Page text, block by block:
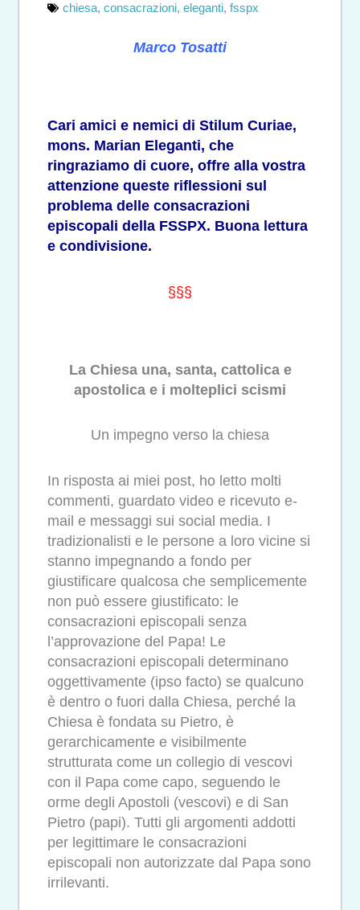
chiesa, consacrazioni, eleganti, fsspx
Marco Tosatti
Cari amici e nemici di Stilum Curiae,
mons. Marian Eleganti, che
ringraziamo di cuore, offre alla vostra
attenzione queste riflessioni sul
problema delle consacrazioni
episcopali della FSSPX. Buona lettura
e condivisione.
§§§
La Chiesa una, santa, cattolica e
apostolica e i molteplici scismi
Un impegno verso la chiesa
In risposta ai miei post, ho letto molti
commenti, guardato video e ricevuto e-
mail e messaggi sui social media. I
tradizionalisti e le persone a loro vicine si
stanno impegnando a fondo per
giustificare qualcosa che semplicemente
non può essere giustificato: le
consacrazioni episcopali senza
l’approvazione del Papa! Le
consacrazioni episcopali determinano
oggettivamente (ipso facto) se qualcuno
è dentro o fuori dalla Chiesa, perché la
Chiesa è fondata su Pietro, è
gerarchicamente e visibilmente
strutturata come un collegio di vescovi
con il Papa come capo, seguendo le
orme degli Apostoli (vescovi) e di San
Pietro (papi). Tutti gli argomenti addotti
per legittimare le consacrazioni
episcopali non autorizzate dal Papa sono
irrilevanti.